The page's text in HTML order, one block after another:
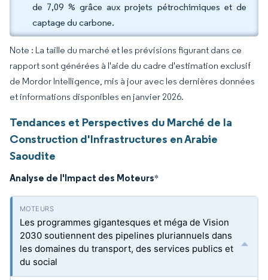
de 7,09 % grâce aux projets pétrochimiques et de
captage du carbone.
Note : La taille du marché et les prévisions figurant dans ce
rapport sont générées à l'aide du cadre d'estimation exclusif
de Mordor Intelligence, mis à jour avec les dernières données
et informations disponibles en janvier 2026.
Tendances et Perspectives du Marché de la
Construction d'Infrastructures en Arabie
Saoudite
Analyse de l'Impact des Moteurs*
Les programmes gigantesques et méga de Vision
2030 soutiennent des pipelines pluriannuels dans
les domaines du transport, des services publics et
du social